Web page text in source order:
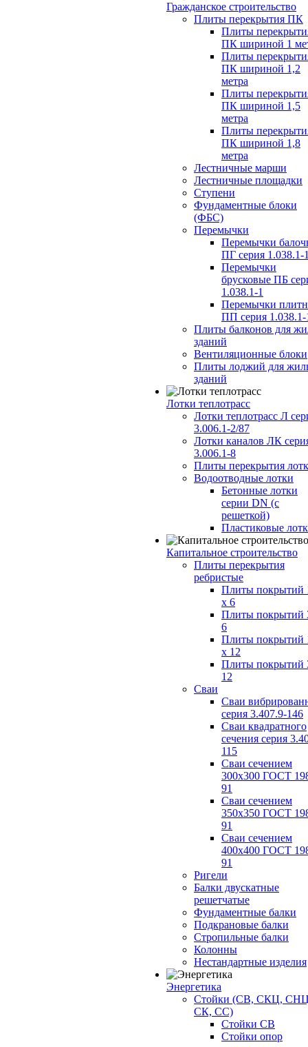
Гражданское строительство
Плиты перекрытия ПК
Плиты
ПК шириной 1
Плиты
ПК шириной 1,2
метра
Плиты
ПК шириной 1,5
метра
Плиты
ПК шириной 1,8
метра
Лестничные марши
Лестничные площадки
Ступени
Фундаментные блоки
(ФБС)
Перемычки
Перемычки
ПГ серия 1.038.1-
Перемычки
брусковые ПБ
1.038.1-1
Перемычки
ПП серия 1.038.1-
Плиты балконов для
зданий
Вентиляционные блоки
Плиты лоджий для
зданий
Лотки теплотрасс
Лотки теплотрасс Л
3.006.1-2/87
Лотки каналов ЛК
3.006.1-8
Плиты перекрытия
Водоотводные лотки
Бетонные лотки
серии DN (с
решеткой)
Пластиковые
Капитальное строительство
Плиты перекрытия
ребристые
Плиты покрытий
x 6
Плиты покрытий
6
Плиты покрытий
x 12
Плиты покрытий
12
Сваи
Сваи
серия 3.407.9-146
Сваи квадратного
сечения серия
115
Сваи сечением
300х300 ГОСТ
91
Сваи сечением
350х350 ГОСТ
91
Сваи сечением
400х400 ГОСТ
91
Ригели
Балки двускатные
решетчатые
Фундаментные балки
Подкрановые балки
Стропильные балки
Колонны
Нестандартные изделия
Энергетика
Стойки (СВ, СКЦ,
СК, СС)
Стойки СВ
Стойки опор